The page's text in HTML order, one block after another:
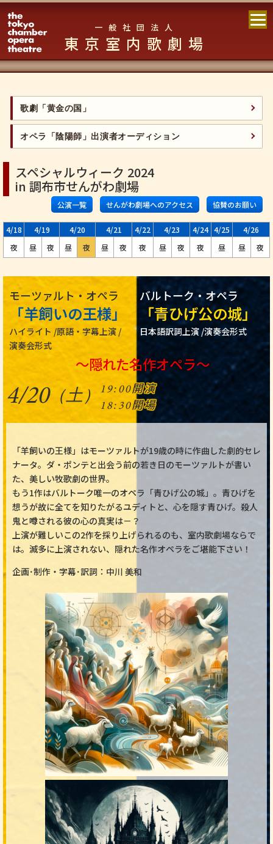
一般社団法人
東京室内歌劇場
歌劇「黄金の国」
オペラ「陰陽師」出演者オーディション
スペシャルウィーク 2024
in 調布市せんがわ劇場
公演一覧 せんがわ劇場へのアクセス 協賛のお願い
4/18 4/19 4/20 4/21 4/22 4/23 4/24 4/25
4/26
夜
昼 夜 昼 夜 昼 夜 夜 昼 夜 夜 昼 昼 夜
モーツァルト・オペラ
「羊飼いの王様」
ハイライト /原語・字幕上演 /
演奏会形式
バルトーク・オペラ
「青ひげ公の城」
日本語訳詞上演 /演奏会形式
～隠れた名作オペラ～
4/20（土） 19:00開演
18:30開場
「羊飼いの王様」はモーツァルトが19歳の時に作曲した劇的セレ
ナータ。ダ・ポンテと出会う前の若き日のモーツァルトが書い
た、美しい牧歌劇の世界。
もう1作はバルトーク唯一のオペラ「青ひげ公の城」。青ひげを
想うが故に全てを知りたがるユディトと、心を隠す青ひげ。殺人
鬼と噂される彼の心の真実は－？
上演が難しいこの2作を採り上げられるのも、室内歌劇場ならで
は。滅多に上演されない、隠れた名作オペラをご堪能下さい！
企画･制作・字幕･訳詞：中川 美和